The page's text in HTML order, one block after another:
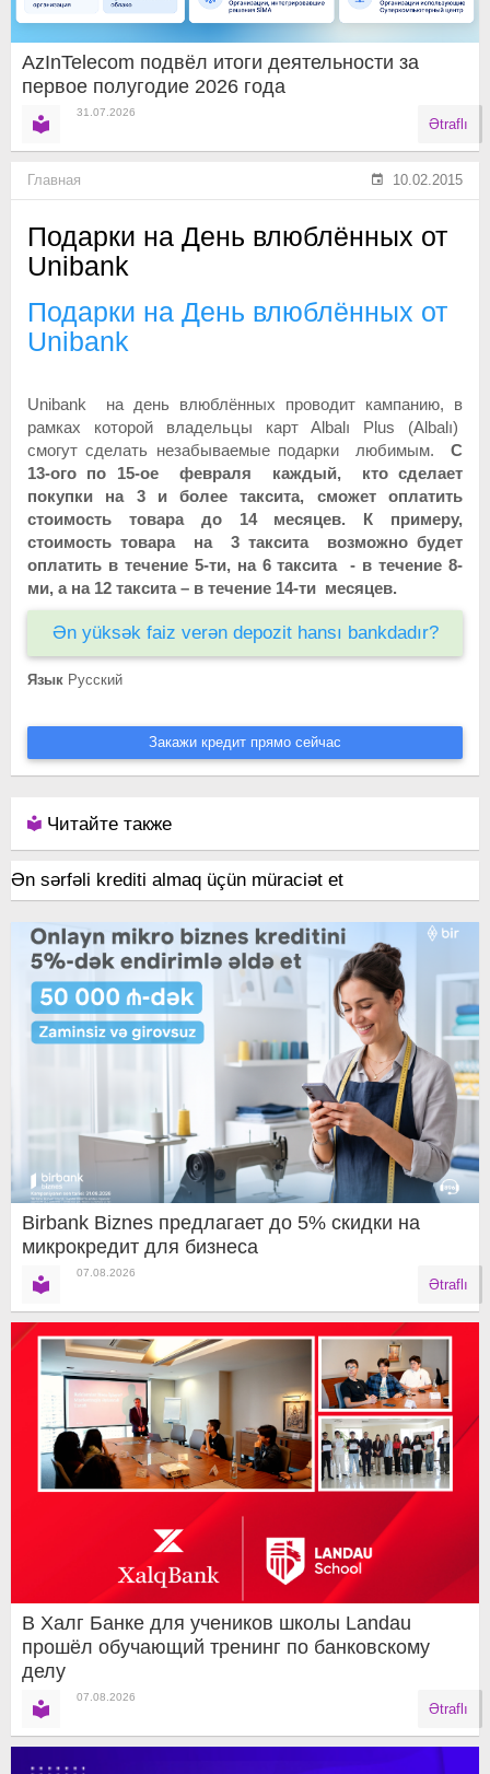
AzInTelecom подвёл итоги деятельности за
первое полугодие 2026 года
31.07.2026
Ətraflı
Главная 10.02.2015
Подарки на День влюблённых от
Unibank
Подарки на День влюблённых от
Unibank
Unibank на день влюблённых проводит кампанию, в
рамках которой владельцы карт Albalı Plus (Albalı)
смогут сделать незабываемые подарки любимым. С
13-ого по 15-ое февраля каждый, кто сделает
покупки на 3 и более таксита, сможет оплатить
стоимость товара до 14 месяцев. К примеру,
стоимость товара на 3 таксита возможно будет
оплатить в течение 5-ти, на 6 таксита - в течение 8-
ми, а на 12 таксита – в течение 14-ти месяцев.
Ən yüksək faiz verən depozit hansı bankdadır?
Язык Русский
Закажи кредит прямо сейчас
Читайте также
Ən sərfəli krediti almaq üçün müraciət et
Birbank Biznes предлагает до 5% скидки на
микрокредит для бизнеса
07.08.2026
Ətraflı
В Халг Банке для учеников школы Landau
прошёл обучающий тренинг по банковскому
делу
07.08.2026
Ətraflı